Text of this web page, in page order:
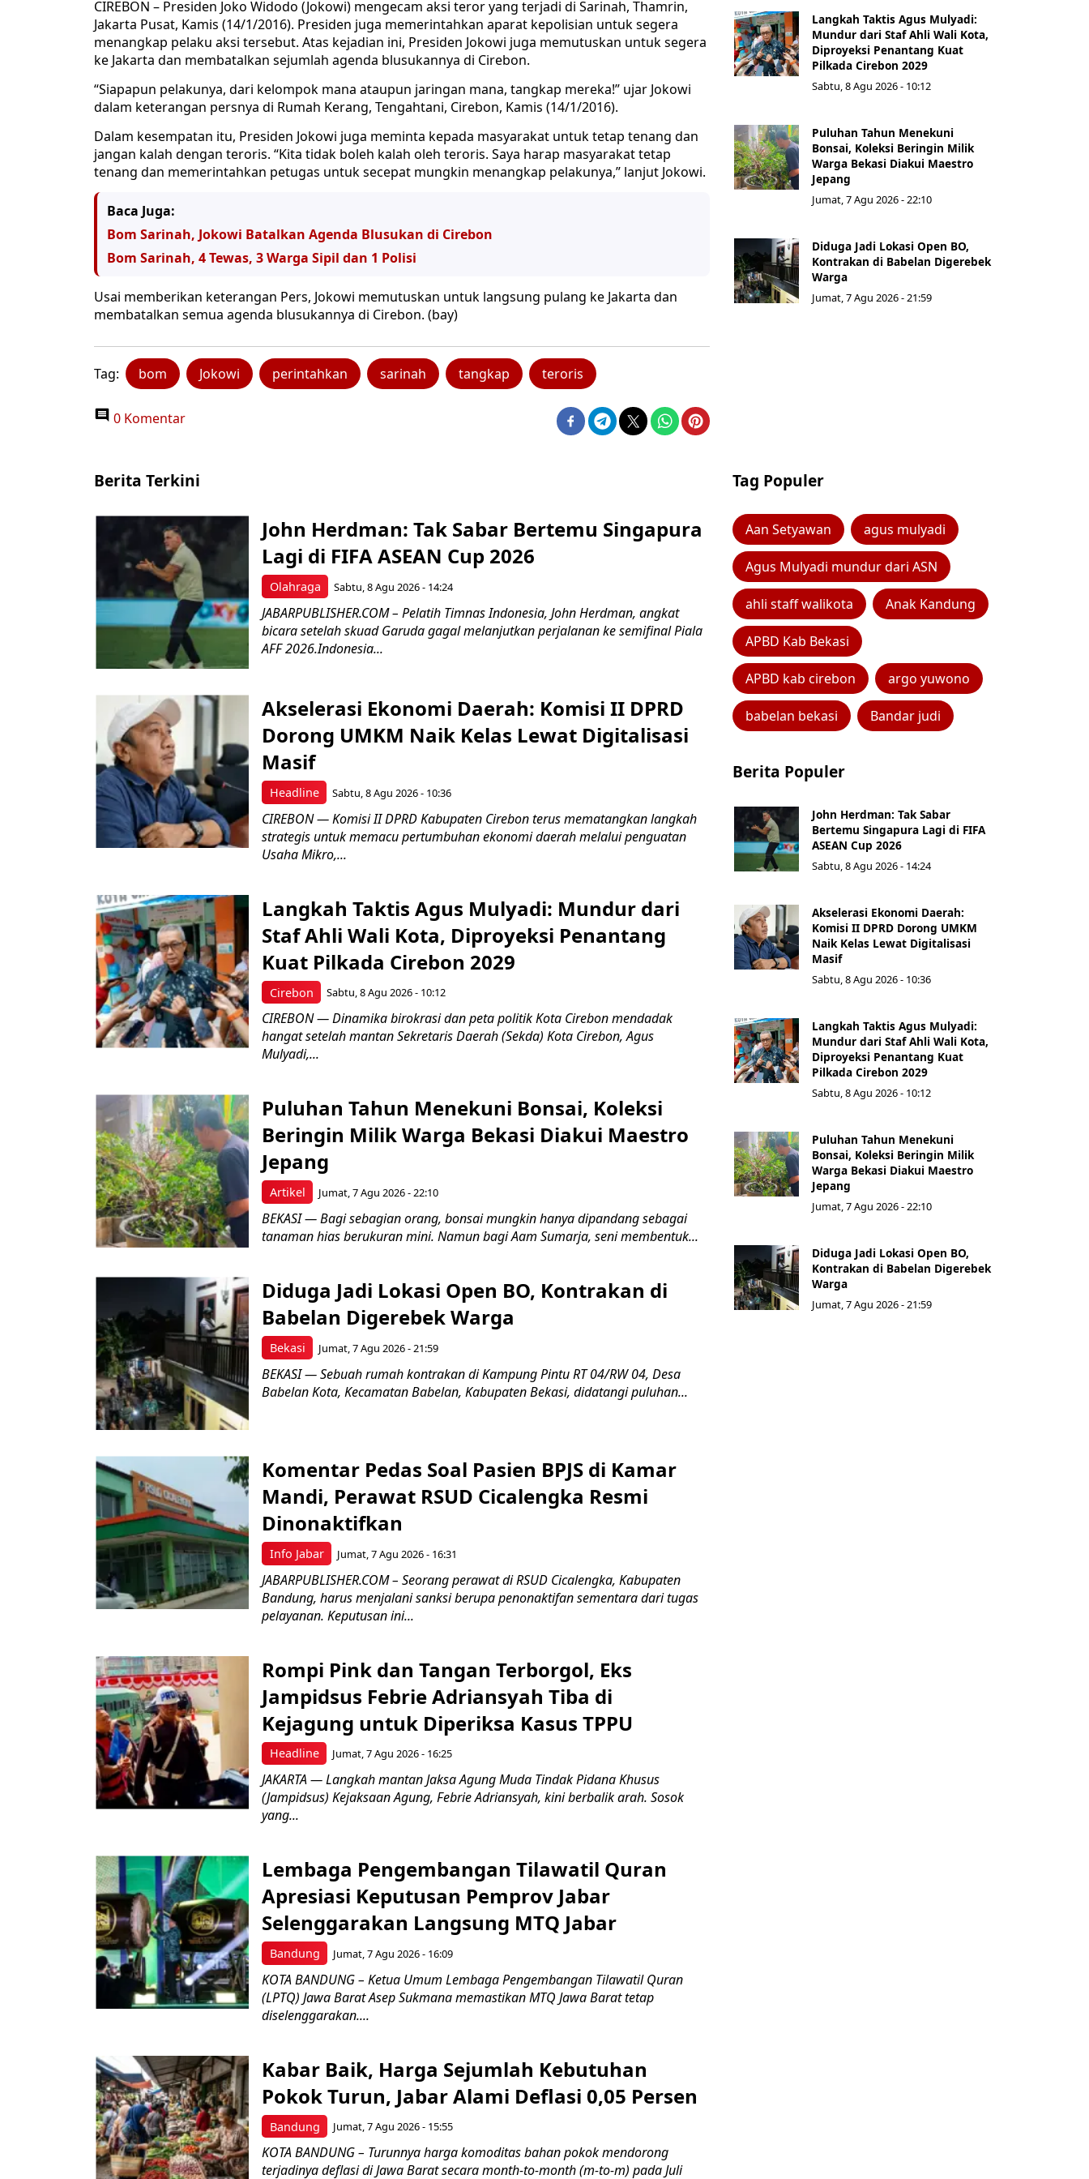
CIREBON – Presiden Joko Widodo (Jokowi) mengecam aksi teror yang terjadi di Sarinah, Thamrin,
Jakarta Pusat, Kamis (14/1/2016). Presiden juga memerintahkan aparat kepolisian untuk segera
menangkap pelaku aksi tersebut. Atas kejadian ini, Presiden Jokowi juga memutuskan untuk segera
ke Jakarta dan membatalkan sejumlah agenda blusukannya di Cirebon.
“Siapapun pelakunya, dari kelompok mana ataupun jaringan mana, tangkap mereka!” ujar Jokowi
dalam keterangan persnya di Rumah Kerang, Tengahtani, Cirebon, Kamis (14/1/2016).
Dalam kesempatan itu, Presiden Jokowi juga meminta kepada masyarakat untuk tetap tenang dan
jangan kalah dengan teroris. “Kita tidak boleh kalah oleh teroris. Saya harap masyarakat tetap
tenang dan memerintahkan petugas untuk secepat mungkin menangkap pelakunya,” lanjut Jokowi.
Baca Juga:
Bom Sarinah, Jokowi Batalkan Agenda Blusukan di Cirebon
Bom Sarinah, 4 Tewas, 3 Warga Sipil dan 1 Polisi
Usai memberikan keterangan Pers, Jokowi memutuskan untuk langsung pulang ke Jakarta dan
membatalkan semua agenda blusukannya di Cirebon. (bay)
Tag: bom Jokowi perintahkan sarinah tangkap teroris
0 Komentar
Langkah Taktis Agus Mulyadi:
Mundur dari Staf Ahli Wali Kota,
Diproyeksi Penantang Kuat
Pilkada Cirebon 2029
Sabtu, 8 Agu 2026 - 10:12
Puluhan Tahun Menekuni
Bonsai, Koleksi Beringin Milik
Warga Bekasi Diakui Maestro
Jepang
Jumat, 7 Agu 2026 - 22:10
Diduga Jadi Lokasi Open BO,
Kontrakan di Babelan Digerebek
Warga
Jumat, 7 Agu 2026 - 21:59
Berita Terkini
Olahraga
John Herdman: Tak Sabar Bertemu Singapura
Lagi di FIFA ASEAN Cup 2026
Sabtu, 8 Agu 2026 - 14:24
JABARPUBLISHER.COM – Pelatih Timnas Indonesia, John Herdman, angkat
bicara setelah skuad Garuda gagal melanjutkan perjalanan ke semifinal Piala
AFF 2026.Indonesia...
Headline
Akselerasi Ekonomi Daerah: Komisi II DPRD
Dorong UMKM Naik Kelas Lewat Digitalisasi
Masif
Sabtu, 8 Agu 2026 - 10:36
CIREBON — Komisi II DPRD Kabupaten Cirebon terus mematangkan langkah
strategis untuk memacu pertumbuhan ekonomi daerah melalui penguatan
Usaha Mikro,...
Cirebon
Langkah Taktis Agus Mulyadi: Mundur dari
Staf Ahli Wali Kota, Diproyeksi Penantang
Kuat Pilkada Cirebon 2029
Sabtu, 8 Agu 2026 - 10:12
CIREBON — Dinamika birokrasi dan peta politik Kota Cirebon mendadak
hangat setelah mantan Sekretaris Daerah (Sekda) Kota Cirebon, Agus
Mulyadi,...
Artikel
Puluhan Tahun Menekuni Bonsai, Koleksi
Beringin Milik Warga Bekasi Diakui Maestro
Jepang
Jumat, 7 Agu 2026 - 22:10
BEKASI — Bagi sebagian orang, bonsai mungkin hanya dipandang sebagai
tanaman hias berukuran mini. Namun bagi Aam Sumarja, seni membentuk...
Bekasi
Diduga Jadi Lokasi Open BO, Kontrakan di
Babelan Digerebek Warga
Jumat, 7 Agu 2026 - 21:59
BEKASI — Sebuah rumah kontrakan di Kampung Pintu RT 04/RW 04, Desa
Babelan Kota, Kecamatan Babelan, Kabupaten Bekasi, didatangi puluhan...
Info Jabar
Komentar Pedas Soal Pasien BPJS di Kamar
Mandi, Perawat RSUD Cicalengka Resmi
Dinonaktifkan
Jumat, 7 Agu 2026 - 16:31
JABARPUBLISHER.COM – Seorang perawat di RSUD Cicalengka, Kabupaten
Bandung, harus menjalani sanksi berupa penonaktifan sementara dari tugas
pelayanan. Keputusan ini...
Headline
Rompi Pink dan Tangan Terborgol, Eks
Jampidsus Febrie Adriansyah Tiba di
Kejagung untuk Diperiksa Kasus TPPU
Jumat, 7 Agu 2026 - 16:25
JAKARTA — Langkah mantan Jaksa Agung Muda Tindak Pidana Khusus
(Jampidsus) Kejaksaan Agung, Febrie Adriansyah, kini berbalik arah. Sosok
yang...
Bandung
Lembaga Pengembangan Tilawatil Quran
Apresiasi Keputusan Pemprov Jabar
Selenggarakan Langsung MTQ Jabar
Jumat, 7 Agu 2026 - 16:09
KOTA BANDUNG – Ketua Umum Lembaga Pengembangan Tilawatil Quran
(LPTQ) Jawa Barat Asep Sukmana memastikan MTQ Jawa Barat tetap
diselenggarakan....
Bandung
Kabar Baik, Harga Sejumlah Kebutuhan
Pokok Turun, Jabar Alami Deflasi 0,05 Persen
Jumat, 7 Agu 2026 - 15:55
KOTA BANDUNG – Turunnya harga komoditas bahan pokok mendorong
terjadinya deflasi di Jawa Barat secara month-to-month (m-to-m) pada Juli
Tag Populer
Aan Setyawan agus mulyadi
Agus Mulyadi mundur dari ASN
ahli staff walikota Anak Kandung
APBD Kab Bekasi
APBD kab cirebon argo yuwono
babelan bekasi Bandar judi
Berita Populer
John Herdman: Tak Sabar
Bertemu Singapura Lagi di FIFA
ASEAN Cup 2026
Sabtu, 8 Agu 2026 - 14:24
Akselerasi Ekonomi Daerah:
Komisi II DPRD Dorong UMKM
Naik Kelas Lewat Digitalisasi
Masif
Sabtu, 8 Agu 2026 - 10:36
Langkah Taktis Agus Mulyadi:
Mundur dari Staf Ahli Wali Kota,
Diproyeksi Penantang Kuat
Pilkada Cirebon 2029
Sabtu, 8 Agu 2026 - 10:12
Puluhan Tahun Menekuni
Bonsai, Koleksi Beringin Milik
Warga Bekasi Diakui Maestro
Jepang
Jumat, 7 Agu 2026 - 22:10
Diduga Jadi Lokasi Open BO,
Kontrakan di Babelan Digerebek
Warga
Jumat, 7 Agu 2026 - 21:59